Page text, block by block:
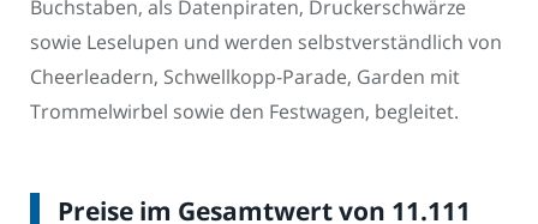
Buchstaben, als Datenpiraten, Druckerschwärze
sowie Leselupen und werden selbstverständlich von
Cheerleadern, Schwellkopp-Parade, Garden mit
Trommelwirbel sowie den Festwagen, begleitet.
Preise im Gesamtwert von 11.111